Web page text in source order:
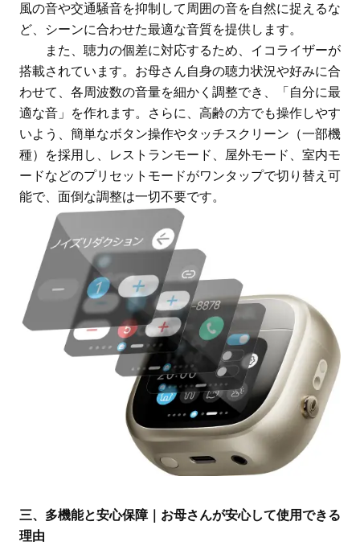
風の音や交通騒音を抑制して周囲の音を自然に捉えるな
ど、シーンに合わせた最適な音質を提供します。
また、聴力の個差に対応するため、イコライザーが
搭載されています。お母さん自身の聴力状況や好みに合
わせて、各周波数の音量を細かく調整でき、「自分に最
適な音」を作れます。さらに、高齢の方でも操作しやす
いよう、簡単なボタン操作やタッチスクリーン（一部機
種）を採用し、レストランモード、屋外モード、室内モ
ードなどのプリセットモードがワンタップで切り替え可
能で、面倒な調整は一切不要です。
三、多機能と安心保障｜お母さんが安心して使用できる
理由